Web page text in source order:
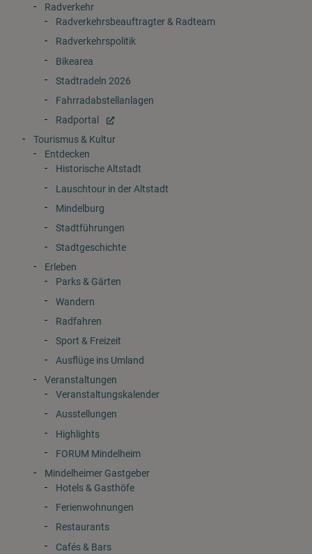
Radverkehr
Radverkehrsbeauftragter & Radteam
Radverkehrspolitik
Bikearea
Stadtradeln 2026
Fahrradabstellanlagen
Radportal
Tourismus & Kultur
Entdecken
Historische Altstadt
Lauschtour in der Altstadt
Mindelburg
Stadtführungen
Stadtgeschichte
Erleben
Parks & Gärten
Wandern
Radfahren
Sport & Freizeit
Ausflüge ins Umland
Veranstaltungen
Veranstaltungskalender
Ausstellungen
Highlights
FORUM Mindelheim
Mindelheimer Gastgeber
Hotels & Gasthöfe
Ferienwohnungen
Restaurants
Cafés & Bars